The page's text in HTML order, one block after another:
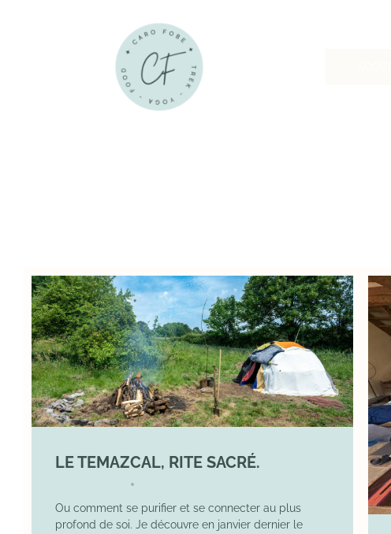
LE TEMAZCAL, RITE SACRÉ.
•
Ou comment se purifier et se connecter au plus
profond de soi. Je découvre en janvier dernier le